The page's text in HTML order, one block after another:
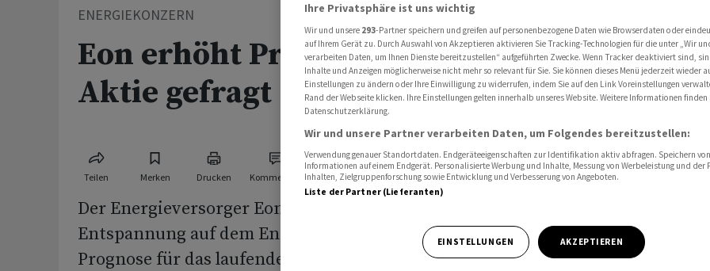
ENERGIEKONZERN
Eon erhöht Prognose -
Aktie gefragt
Teilen Merken Drucken Kommentare
Der Energieversorger Eon hat nach einer
Entspannung auf dem Energiemarkt seine
Prognose für das laufende Jahr erhöht.
Ihre Privatsphäre ist uns wichtig
Wir und unsere 293-Partner speichern und greifen auf personenbezogene Daten wie Browserdaten oder
auf Ihrem Gerät zu. Durch Auswahl von Akzeptieren aktivieren Sie Tracking-Technologien für die unter „Wir
verarbeiten Daten, um Ihnen Dienste bereitzustellen“ aufgeführten Zwecke. Wenn Tracker deaktiviert sind,
Inhalte und Anzeigen möglicherweise nicht mehr so relevant für Sie. Sie können dieses Menü jederzeit wieder
Einstellungen zu ändern oder Ihre Einwilligung zu widerrufen, indem Sie auf den Link Voreinstellungen
Rand der Webseite klicken. Ihre Einstellungen gelten innerhalb unseres Website. Weitere Informationen finden
Datenschutzerklärung.
Wir und unsere Partner verarbeiten Daten, um Folgendes bereitzustellen:
Verwendung genauer Standortdaten. Endgeräteeigenschaften zur Identifikation aktiv abfragen. Speichern
Informationen auf einem Endgerät. Personalisierte Werbung und Inhalte, Messung von Werbeleistung und der
Inhalten, Zielgruppenforschung sowie Entwicklung und Verbesserung von Angeboten.
Liste der Partner (Lieferanten)
EINSTELLUNGEN AKZEPTIEREN